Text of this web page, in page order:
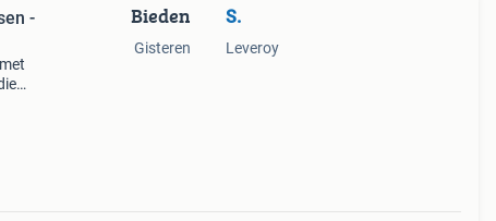
-
Bieden
Gisteren
S.
Leveroy